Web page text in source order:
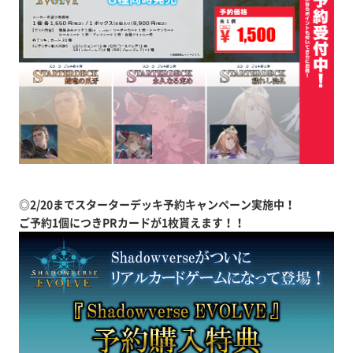
◎2/20までスターターデッキ予約キャンペーン実施中！
ご予約1個につきPRカードが1枚貰えます！！